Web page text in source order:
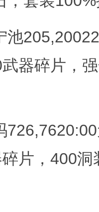
池
器碎片，
片，400